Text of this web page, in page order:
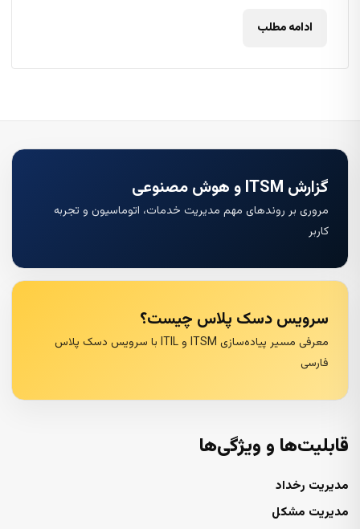
ادامه مطلب
گزارش ITSM و هوش مصنوعی
مروری بر روندهای مهم مدیریت خدمات، اتوماسیون و تجربه
کاربر
سرویس دسک پلاس چیست؟
معرفی مسیر پیاده‌سازی ITSM و ITIL با سرویس دسک پلاس
فارسی
قابلیت‌ها و ویژگی‌ها
مدیریت رخداد
مدیریت مشکل